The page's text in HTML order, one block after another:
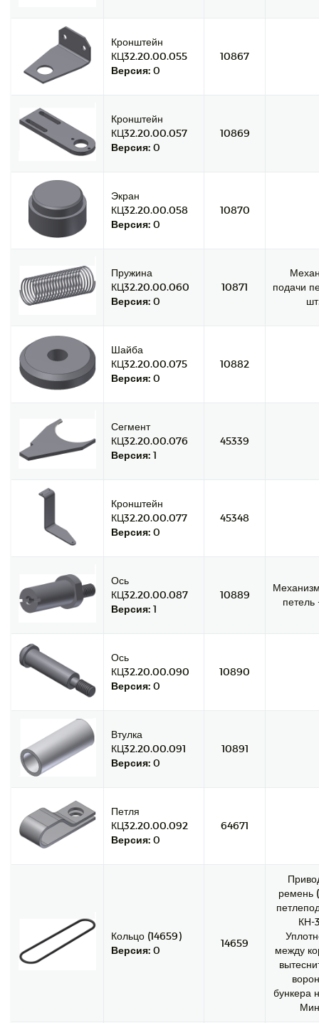
Кронштейн
КЦ32.20.00.055
Версия: 0
10867
Кронштейн
КЦ32.20.00.057
Версия: 0
10869
Экран
КЦ32.20.00.058
Версия: 0
10870
Пружина
КЦ32.20.00.060
Версия: 0
10871
подачи
Шайба
КЦ32.20.00.075
Версия: 0
10882
Сегмент
КЦ32.20.00.076
Версия: 1
45339
Кронштейн
КЦ32.20.00.077
Версия: 0
45348
Ось
КЦ32.20.00.087
Версия: 1
10889
петель
Ось
КЦ32.20.00.090
Версия: 0
10890
Втулка
КЦ32.20.00.091
Версия: 0
10891
Петля
КЦ32.20.00.092
Версия: 0
64671
Кольцо (14659)
Версия: 0
14659
ремень
КН-
между
бункера